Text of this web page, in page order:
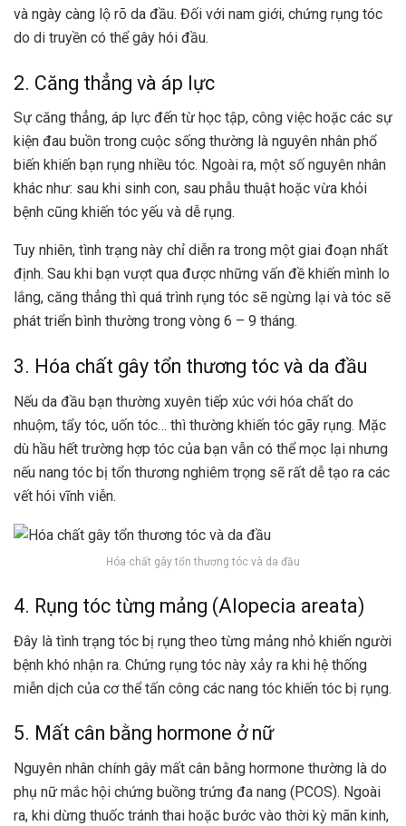
và ngày càng lộ rõ da đầu. Đối với nam giới, chứng rụng tóc
do di truyền có thể gây hói đầu.
2. Căng thẳng và áp lực
Sự căng thẳng, áp lực đến từ học tập, công việc hoặc các sự
kiện đau buồn trong cuộc sống thường là nguyên nhân phổ
biến khiến bạn rụng nhiều tóc. Ngoài ra, một số nguyên nhân
khác như: sau khi sinh con, sau phẫu thuật hoặc vừa khỏi
bệnh cũng khiến tóc yếu và dễ rụng.
Tuy nhiên, tình trạng này chỉ diễn ra trong một giai đoạn nhất
định. Sau khi bạn vượt qua được những vấn đề khiến mình lo
lắng, căng thẳng thì quá trình rụng tóc sẽ ngừng lại và tóc sẽ
phát triển bình thường trong vòng 6 – 9 tháng.
3. Hóa chất gây tổn thương tóc và da đầu
Nếu da đầu bạn thường xuyên tiếp xúc với hóa chất do
nhuộm, tẩy tóc, uốn tóc… thì thường khiến tóc gãy rụng. Mặc
dù hầu hết trường hợp tóc của bạn vẫn có thể mọc lại nhưng
nếu nang tóc bị tổn thương nghiêm trọng sẽ rất dễ tạo ra các
vết hói vĩnh viễn.
Hóa chất gây tổn thương tóc và da đầu
4. Rụng tóc từng mảng (Alopecia areata)
Đây là tình trạng tóc bị rụng theo từng mảng nhỏ khiến người
bệnh khó nhận ra. Chứng rụng tóc này xảy ra khi hệ thống
miễn dịch của cơ thể tấn công các nang tóc khiến tóc bị rụng.
5. Mất cân bằng hormone ở nữ
Nguyên nhân chính gây mất cân bằng hormone thường là do
phụ nữ mắc hội chứng buồng trứng đa nang (PCOS). Ngoài
ra, khi dừng thuốc tránh thai hoặc bước vào thời kỳ mãn kinh,